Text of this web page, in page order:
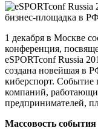
1 декабря в Москве
конференция,
eSPORTconf Russia
создана новейшая в
киберспорт.
компаний,
предпринимателей,
Массовость события